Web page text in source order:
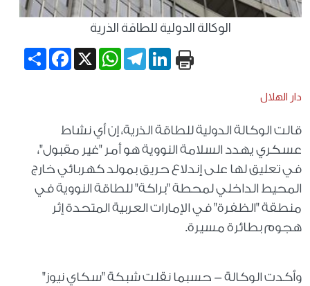
الوكالة الدولية للطاقة الذرية
Share
Facebook X
WhatsApp
TelegramLinkedIn
دار الهلال
قالت الوكالة الدولية للطاقة الذرية، إن أي نشاط
عسكري يهدد السلامة النووية هو أمر "غير مقبول"،
في تعليق لها على إندلاع حريق بمولد كهربائي خارج
المحيط الداخلي لمحطة "براكة" للطاقة النووية في
منطقة "الظفرة" في الإمارات العربية المتحدة إثر
هجوم بطائرة مسيرة.
وأكدت الوكالة - حسبما نقلت شبكة "سكاي نيوز"